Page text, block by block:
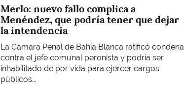
Merlo: nuevo fallo complica a
Menéndez, que podría tener que dejar
la intendencia
La Cámara Penal de Bahía Blanca ratificó condena
contra el jefe comunal peronista y podría ser
inhabilitado de por vida para ejercer cargos
públicos...